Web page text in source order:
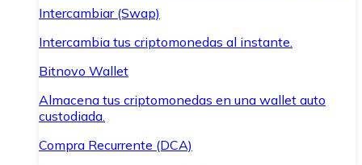
Intercambiar (Swap)
Intercambia tus criptomonedas al instante.
Bitnovo Wallet
Almacena tus criptomonedas en una wallet auto
custodiada.
Compra Recurrente (DCA)